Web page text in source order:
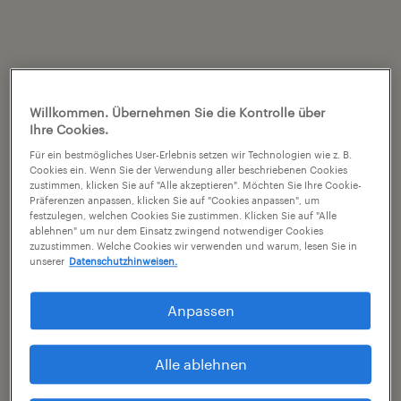
Willkommen. Übernehmen Sie die Kontrolle über
Ihre Cookies.
Für ein bestmögliches User-Erlebnis setzen wir Technologien wie z. B.
Cookies ein. Wenn Sie der Verwendung aller beschriebenen Cookies
zustimmen, klicken Sie auf "Alle akzeptieren". Möchten Sie Ihre Cookie-
Präferenzen anpassen, klicken Sie auf "Cookies anpassen", um
festzulegen, welchen Cookies Sie zustimmen. Klicken Sie auf "Alle
ablehnen" um nur dem Einsatz zwingend notwendiger Cookies
zuzustimmen. Welche Cookies wir verwenden und warum, lesen Sie in
unserer Datenschutzhinweisen.
Anpassen
Alle ablehnen